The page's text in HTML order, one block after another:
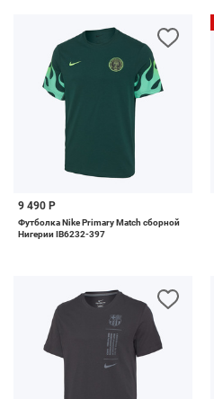
9 490 Р
Футболка Nike Primary Match сборной
Нигерии IB6232-397